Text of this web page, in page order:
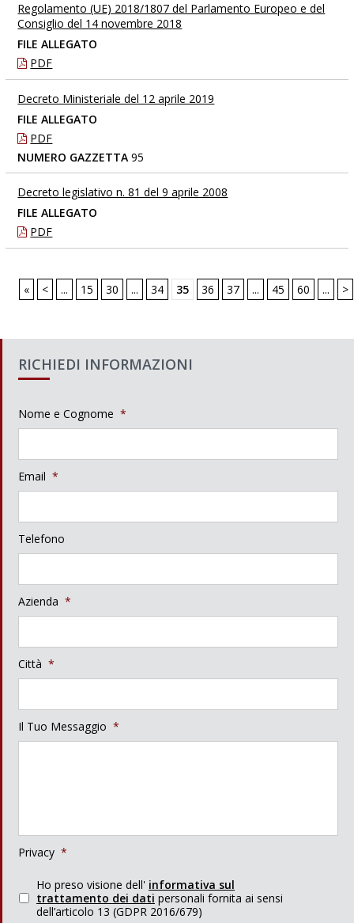
Regolamento (UE) 2018/1807 del Parlamento Europeo e del
Consiglio del 14 novembre 2018
FILE ALLEGATO
PDF
Decreto Ministeriale del 12 aprile 2019
FILE ALLEGATO
PDF
NUMERO GAZZETTA 95
Decreto legislativo n. 81 del 9 aprile 2008
FILE ALLEGATO
PDF
« < ... 15 30 ... 34 35 36 37 ... 45 60 ... >
RICHIEDI INFORMAZIONI
Nome e Cognome *
Email *
Telefono
Azienda *
Città *
Il Tuo Messaggio *
Privacy *
Ho preso visione dell' informativa sul
trattamento dei dati personali fornita ai sensi
dell’articolo 13 (GDPR 2016/679)